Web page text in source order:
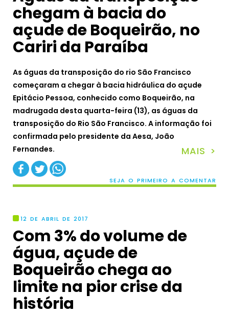
chegam à bacia do
açude de Boqueirão, no
Cariri da Paraíba
As águas da transposição do rio São Francisco
começaram a chegar à bacia hidráulica do açude
Epitácio Pessoa, conhecido como Boqueirão, na
madrugada desta quarta-feira (13), as águas da
transposição do Rio São Francisco. A informação foi
confirmada pelo presidente da Aesa, João
Fernandes.
MAIS >
SEJA O PRIMEIRO A COMENTAR
12 DE ABRIL DE 2017
Com 3% do volume de
água, açude de
Boqueirão chega ao
limite na pior crise da
história